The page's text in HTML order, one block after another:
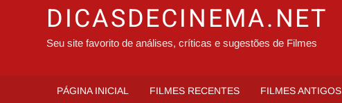
DICASDECINEMA.NET
Seu site favorito de análises, críticas e sugestões de Filmes
PÁGINA INICIAL FILMES RECENTES FILMES ANTIGOS